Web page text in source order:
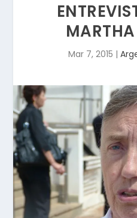
Mar 7, 2015 |